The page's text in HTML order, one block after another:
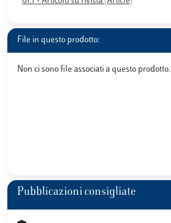
File in questo prodotto:
Non ci sono file associati a questo prodotto.
Pubblicazioni consigliate